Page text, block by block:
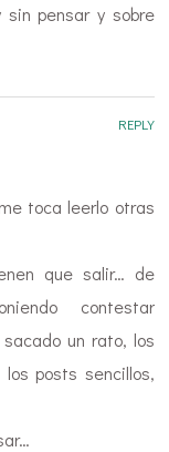
pensar y sobre
toca leerlo otras
que salir… de
contestar
un rato, los
posts sencillos,
REPLY